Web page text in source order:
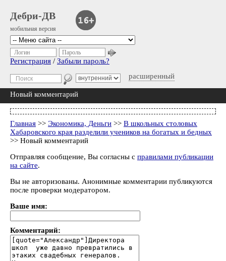
Дебри-ДВ
мобильная версия
расширенный
Логин Пароль
Регистрация / Забыли пароль?
Новый комментарий
Главная >> Экономика, Деньги >> В школьных столовых
Хабаровского края разделили учеников на богатых и бедных
>> Новый комментарий
Отправляя сообщение, Вы согласны с правилами публикации
на сайте.
Вы не авторизованы. Анонимные комментарии публикуются
после проверки модератором.
Ваше имя:
Комментарий: